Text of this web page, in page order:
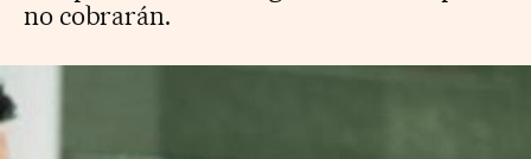
no cobrarán.